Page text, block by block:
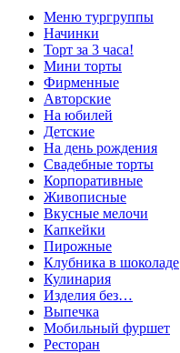
Меню тургруппы
Начинки
Торт за 3 часа!
Мини торты
Фирменные
Авторские
На юбилей
Детские
На день рождения
Свадебные торты
Корпоративные
Живописные
Вкусные мелочи
Капкейки
Пирожные
Клубника в шоколаде
Кулинария
Изделия без…
Выпечка
Мобильный фуршет
Ресторан